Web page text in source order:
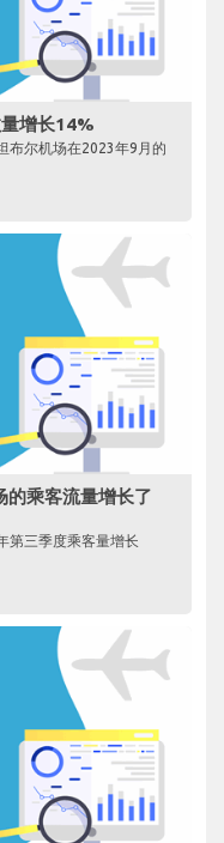
增长14%
布尔机场在2023年9月的
的乘客流量增长了
第三季度乘客量增长